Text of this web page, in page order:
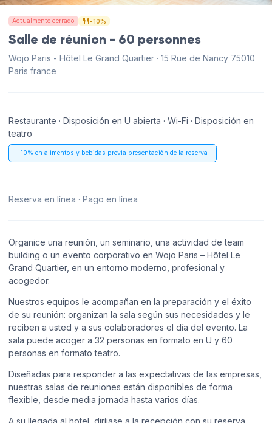
Actualmente cerrado -10%
Salle de réunion - 60 personnes
Wojo Paris - Hôtel Le Grand Quartier · 15 Rue de Nancy 75010
Paris france
Restaurante · Disposición en U abierta · Wi-Fi · Disposición en
teatro
-10% en alimentos y bebidas previa presentación de la reserva
Reserva en línea · Pago en línea
Organice una reunión, un seminario, una actividad de team
building o un evento corporativo en Wojo Paris – Hôtel Le
Grand Quartier, en un entorno moderno, profesional y
acogedor.
Nuestros equipos le acompañan en la preparación y el éxito
de su reunión: organizan la sala según sus necesidades y le
reciben a usted y a sus colaboradores el día del evento. La
sala puede acoger a 32 personas en formato en U y 60
personas en formato teatro.
Diseñadas para responder a las expectativas de las empresas,
nuestras salas de reuniones están disponibles de forma
flexible, desde media jornada hasta varios días.
A su llegada al hotel, diríjase a la recepción con su reserva.